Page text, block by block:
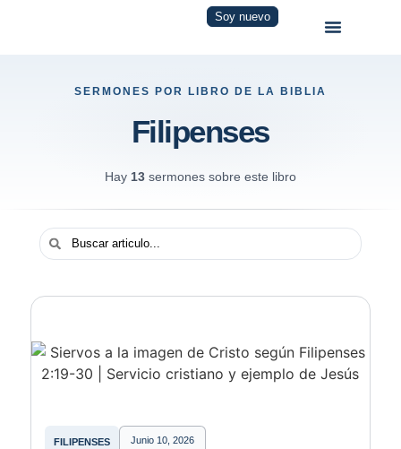
Soy nuevo
SERMONES POR LIBRO DE LA BIBLIA
Filipenses
Hay 13sermones sobre este libro
FILIPENSES Junio 10, 2026